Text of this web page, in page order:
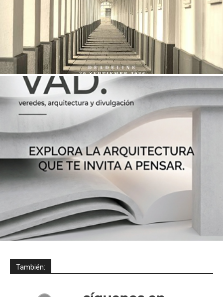
También: